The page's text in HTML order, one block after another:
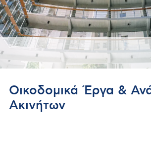
Οικοδομικά Έργα &
Ακινήτων